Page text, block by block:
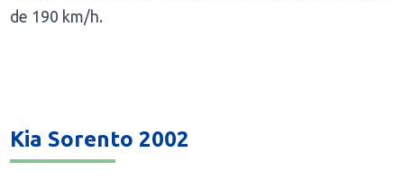
de 190 km/h.
Kia Sorento 2002